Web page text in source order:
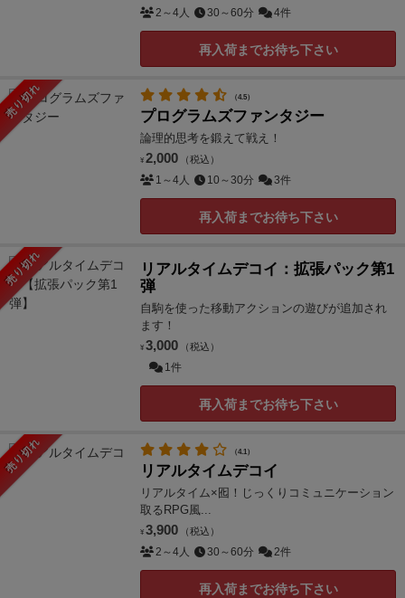
2～4人 30～60分 4件
再入荷までお待ち下さい
売り切れ （4.5）
プログラムズファンタジー
論理的思考を鍛えて戦え！
¥ 2,000 （税込）
1～4人 10～30分 3件
再入荷までお待ち下さい
売り切れ
リアルタイムデコイ：拡張パック第1
弾
自駒を使った移動アクションの遊びが追加され
ます！
¥ 3,000 （税込）
1件
再入荷までお待ち下さい
売り切れ （4.1）
リアルタイムデコイ
リアルタイム×囮！じっくりコミュニケーション
取るRPG風...
¥ 3,900 （税込）
2～4人 30～60分 2件
再入荷までお待ち下さい